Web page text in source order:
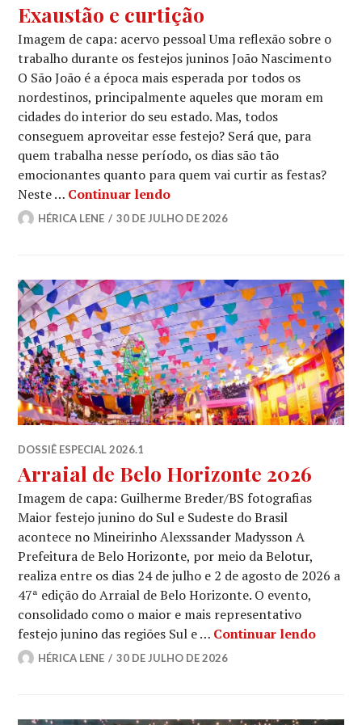
Exaustão e curtição
Imagem de capa: acervo pessoal Uma reflexão sobre o
trabalho durante os festejos juninos João Nascimento
O São João é a época mais esperada por todos os
nordestinos, principalmente aqueles que moram em
cidades do interior do seu estado. Mas, todos
conseguem aproveitar esse festejo? Será que, para
quem trabalha nesse período, os dias são tão
emocionantes quanto para quem vai curtir as festas?
Neste … Continuar lendoExaustão e curtição
HÉRICA LENE 30 DE JULHO DE 2026
DOSSIÊ ESPECIAL 2026.1
Arraial de Belo Horizonte 2026
Imagem de capa: Guilherme Breder/BS fotografias
Maior festejo junino do Sul e Sudeste do Brasil
acontece no Mineirinho Alexssander Madysson A
Prefeitura de Belo Horizonte, por meio da Belotur,
realiza entre os dias 24 de julho e 2 de agosto de 2026 a
47ª edição do Arraial de Belo Horizonte. O evento,
consolidado como o maior e mais representativo
festejo junino das regiões Sul e … Continuar lendoArraial
HÉRICA LENE 30 DE JULHO DE 2026